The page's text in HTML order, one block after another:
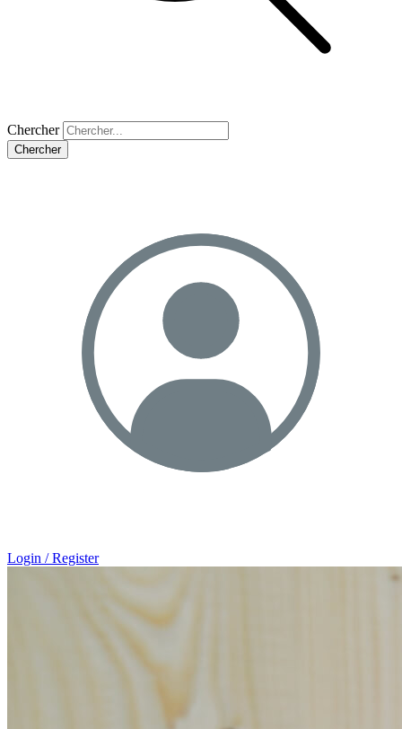
Chercher
Chercher
Login / Register